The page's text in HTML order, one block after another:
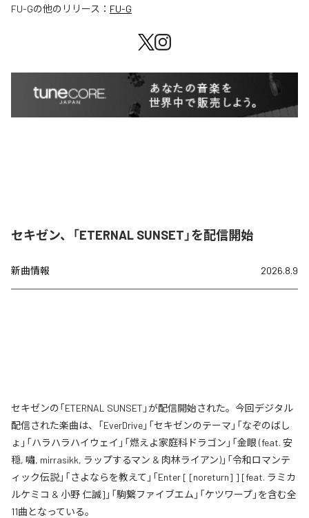
FU-Gの他のリリース： FU-G
セキゼン、「ETERNAL SUNSET」を配信開始
新曲情報 2026.8.9
セキゼンの「ETERNAL SUNSET」が配信開始された。今回デジタル
配信された楽曲は、「EverDrive」「セキゼンのテーマ」「なぞのばし
ょ」「ハラハラハイウェイ」「燃えよ家庭科ドラゴン」「金眼 (feat. 安
穏, 嘯, mirrasikk, ラップするマン & 肉林ライアン)」「令和ロマンテ
ィック伝説」「さよならを教えて」「Enter [ [noreturn] ] [feat. ラミカ
ルケミコ & 小野 仁誠]」「駒繋ファイブエム」「ケツワープ」を含む全
11曲となっている。